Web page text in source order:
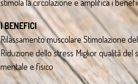
stimola la circolazione e amplifica i
I BENEFICI
Rilassamento muscolare Stimolazione
Riduzione dello stress Miglior qualità del
mentale e fisico